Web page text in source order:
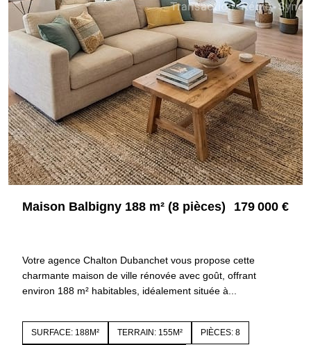
Maison Balbigny 188 m² (8 pièces) 179 000 €
Votre agence Chalton Dubanchet vous propose cette
charmante maison de ville rénovée avec goût, offrant
environ 188 m² habitables, idéalement située à...
SURFACE: 188M² TERRAIN: 155M² PIÈCES: 8